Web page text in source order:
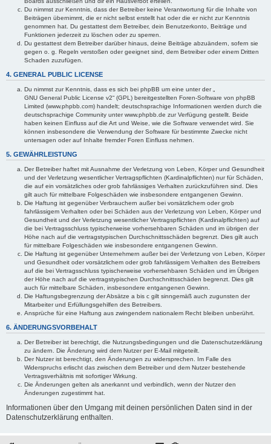
Du nimmst zur Kenntnis, dass der Betreiber keine Verantwortung für die Inhalte von
Beiträgen übernimmt, die er nicht selbst erstellt hat oder die er nicht zur Kenntnis
genommen hat. Du gestattest dem Betreiber, dein Benutzerkonto, Beiträge und
Funktionen jederzeit zu löschen oder zu sperren.
Du gestattest dem Betreiber darüber hinaus, deine Beiträge abzuändern, sofern sie
gegen o. g. Regeln verstoßen oder geeignet sind, dem Betreiber oder einem Dritten
Schaden zuzufügen.
4. GENERAL PUBLIC LICENSE
Du nimmst zur Kenntnis, dass es sich bei phpBB um eine unter der „
GNU General Public License v2“ (GPL) bereitgestellten Foren-Software von phpBB
Limited (www.phpbb.com) handelt; deutschsprachige Informationen werden durch die
deutschsprachige Community unter www.phpbb.de zur Verfügung gestellt. Beide
haben keinen Einfluss auf die Art und Weise, wie die Software verwendet wird. Sie
können insbesondere die Verwendung der Software für bestimmte Zwecke nicht
untersagen oder auf Inhalte fremder Foren Einfluss nehmen.
5. GEWÄHRLEISTUNG
Der Betreiber haftet mit Ausnahme der Verletzung von Leben, Körper und Gesundheit
und der Verletzung wesentlicher Vertragspflichten (Kardinalpflichten) nur für Schäden,
die auf ein vorsätzliches oder grob fahrlässiges Verhalten zurückzuführen sind. Dies
gilt auch für mittelbare Folgeschäden wie insbesondere entgangenen Gewinn.
Die Haftung ist gegenüber Verbrauchern außer bei vorsätzlichem oder grob
fahrlässigem Verhalten oder bei Schäden aus der Verletzung von Leben, Körper und
Gesundheit und der Verletzung wesentlicher Vertragspflichten (Kardinalpflichten) auf
die bei Vertragsschluss typischerweise vorhersehbaren Schäden und im übrigen der
Höhe nach auf die vertragstypischen Durchschnittsschäden begrenzt. Dies gilt auch
für mittelbare Folgeschäden wie insbesondere entgangenen Gewinn.
Die Haftung ist gegenüber Unternehmern außer bei der Verletzung von Leben, Körper
und Gesundheit oder vorsätzlichem oder grob fahrlässigem Verhalten des Betreibers
auf die bei Vertragsschluss typischerweise vorhersehbaren Schäden und im Übrigen
der Höhe nach auf die vertragstypischen Durchschnittsschäden begrenzt. Dies gilt
auch für mittelbare Schäden, insbesondere entgangenen Gewinn.
Die Haftungsbegrenzung der Absätze a bis c gilt sinngemäß auch zugunsten der
Mitarbeiter und Erfüllungsgehilfen des Betreibers.
Ansprüche für eine Haftung aus zwingendem nationalem Recht bleiben unberührt.
6. ÄNDERUNGSVORBEHALT
Der Betreiber ist berechtigt, die Nutzungsbedingungen und die Datenschutzerklärung
zu ändern. Die Änderung wird dem Nutzer per E-Mail mitgeteilt.
Der Nutzer ist berechtigt, den Änderungen zu widersprechen. Im Falle des
Widerspruchs erlischt das zwischen dem Betreiber und dem Nutzer bestehende
Vertragsverhältnis mit sofortiger Wirkung.
Die Änderungen gelten als anerkannt und verbindlich, wenn der Nutzer den
Änderungen zugestimmt hat.
Informationen über den Umgang mit deinen persönlichen Daten sind in der
Datenschutzerklärung enthalten.